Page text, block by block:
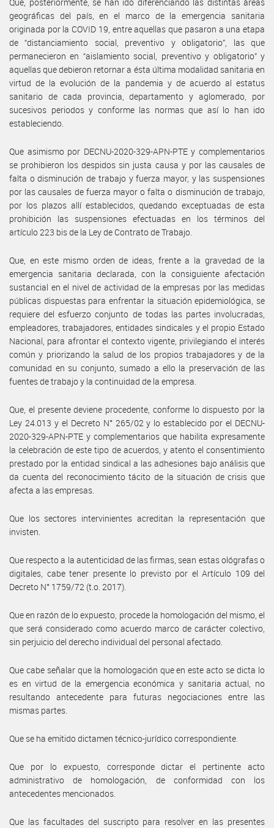
geográficas del país, en el marco de la emergencia sanitaria
originada por la COVID 19, entre aquellas que pasaron a una etapa
de “distanciamiento social, preventivo y obligatorio”, las que
permanecieron en “aislamiento social, preventivo y obligatorio” y
aquellas que debieron retornar a ésta última modalidad sanitaria en
virtud de la evolución de la pandemia y de acuerdo al estatus
sanitario de cada provincia, departamento y aglomerado, por
sucesivos periodos y conforme las normas que así lo han ido
estableciendo.
Que asimismo por DECNU-2020-329-APN-PTE y complementarios
se prohibieron los despidos sin justa causa y por las causales de
falta o disminución de trabajo y fuerza mayor, y las suspensiones
por las causales de fuerza mayor o falta o disminución de trabajo,
por los plazos allí establecidos, quedando exceptuadas de esta
prohibición las suspensiones efectuadas en los términos del
artículo 223 bis de la Ley de Contrato de Trabajo.
Que, en este mismo orden de ideas, frente a la gravedad de la
emergencia sanitaria declarada, con la consiguiente afectación
sustancial en el nivel de actividad de la empresas por las medidas
públicas dispuestas para enfrentar la situación epidemiológica, se
requiere del esfuerzo conjunto de todas las partes involucradas,
empleadores, trabajadores, entidades sindicales y el propio Estado
Nacional, para afrontar el contexto vigente, privilegiando el interés
común y priorizando la salud de los propios trabajadores y de la
comunidad en su conjunto, sumado a ello la preservación de las
fuentes de trabajo y la continuidad de la empresa.
Que, el presente deviene procedente, conforme lo dispuesto por la
Ley 24.013 y el Decreto N° 265/02 y lo establecido por el DECNU-
2020-329-APN-PTE y complementarios que habilita expresamente
la celebración de este tipo de acuerdos, y atento el consentimiento
prestado por la entidad sindical a las adhesiones bajo análisis que
da cuenta del reconocimiento tácito de la situación de crisis que
afecta a las empresas.
Que los sectores intervinientes acreditan la representación que
invisten.
Que respecto a la autenticidad de las firmas, sean estas ológrafas o
digitales, cabe tener presente lo previsto por el Artículo 109 del
Decreto N° 1759/72 (t.o. 2017).
Que en razón de lo expuesto, procede la homologación del mismo, el
que será considerado como acuerdo marco de carácter colectivo,
sin perjuicio del derecho individual del personal afectado.
Que cabe señalar que la homologación que en este acto se dicta lo
es en virtud de la emergencia económica y sanitaria actual, no
resultando antecedente para futuras negociaciones entre las
mismas partes.
Que se ha emitido dictamen técnico-jurídico correspondiente.
Que por lo expuesto, corresponde dictar el pertinente acto
administrativo de homologación, de conformidad con los
antecedentes mencionados.
Que las facultades del suscripto para resolver en las presentes